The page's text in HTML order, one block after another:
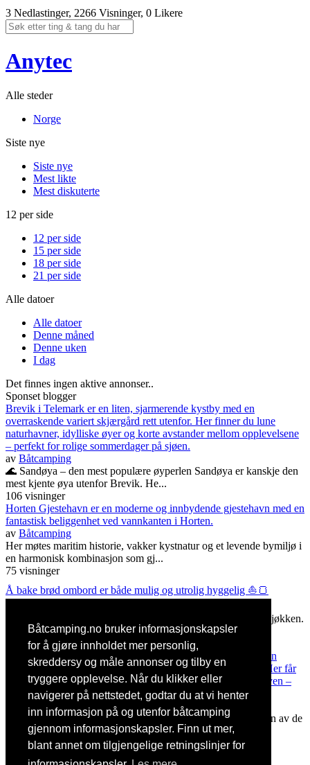
Båtcamping.no bruker informasjonskapsler
for å gjøre innholdet mer personlig,
skreddersy og måle annonser og tilby en
tryggere opplevelse. Når du klikker eller
navigerer på nettstedet, godtar du at vi henter
inn informasjon på og utenfor båtcamping
gjennom informasjonskapsler. Finn ut mer,
blant annet om tilgjengelige retningslinjer for
3 Nedlastinger, 2266 Visninger, 0 Likere
Anytec
Alle steder
Norge
Siste nye
Siste nye
Mest likte
Mest diskuterte
12 per side
12 per side
15 per side
18 per side
21 per side
Alle datoer
Alle datoer
Denne måned
Denne uken
I dag
Det finnes ingen aktive annonser..
Sponset blogger
Brevik i Telemark er en liten, sjarmerende kystby med en
overraskende variert skjærgård rett utenfor. Her finner du lune
naturhavner, idylliske øyer og korte avstander mellom opplevelsene
– perfekt for rolige sommerdager på sjøen.
av Båtcamping
🌊 Sandøya – den mest populære øyperlen Sandøya er kanskje den
mest kjente øya utenfor Brevik. He...
106 visninger
Horten Gjestehavn er en moderne og innbydende gjestehavn med en
fantastisk beliggenhet ved vannkanten i Horten.
av Båtcamping
Her møtes maritim historie, vakker kystnatur og et levende bymiljø i
en harmonisk kombinasjon som gj...
75 visninger
Å bake brød ombord er både mulig og utrolig hyggelig ⛵🍞
Her er en solid, enkel oppskrift som tåler litt sjøgang og lite kjøkken.
Enkelt grytebrød – perfe...
285 visninger
Oslo har kanskje ikke den klassiske sørlandsskjærgården, men
Oslofjorden rett utenfor byen byr på mange flotte uthavner. Her får
du en unik kombinasjon av natur, historie og nærhet til storbyen –
perfekt for korte båtturer og sommerdager på sjø
Båtcamping
🌊 Gressholmen – grønn og variert favoritt Gressholmen er en av de
mest populære øyene i indre Osl...
228 visninger